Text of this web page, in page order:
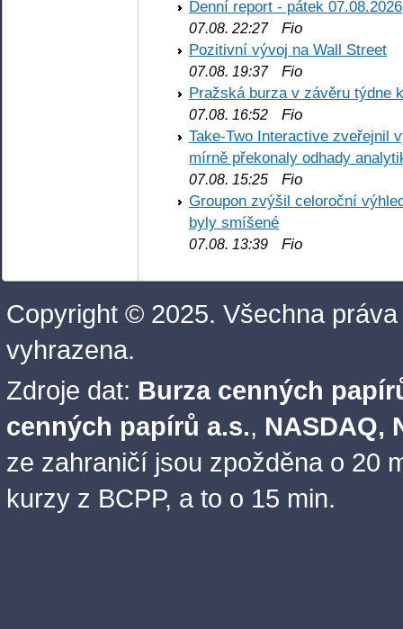
Denní report - pátek 07.08.2026
07.08. 22:27Fio
Pozitivní vývoj na Wall Street
07.08. 19:37Fio
Pražská burza v závěru týdne
07.08. 16:52 Fio
Take-Two Interactive zveřejnil
mírně překonaly odhady
07.08. 15:25 Fio
Groupon zvýšil celoroční
byly smíšené
07.08. 13:39 Fio
Copyright © 2025. Všechna práva
vyhrazena.
Zdroje dat: Burza cenných
cenných papírů a.s., NASDAQ,
ze zahraničí jsou zpožděna o 20
kurzy z BCPP, a to o 15 min.